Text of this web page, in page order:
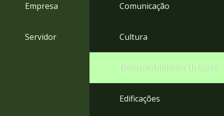
Empresa
Servidor
Comunicação
Cultura
Desenvolvimento Urbano
Edificações